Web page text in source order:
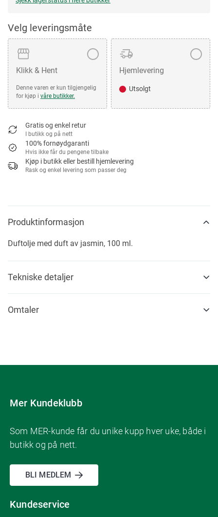
Velg leveringsmåte
Klikk & Hent
Denne varen er kun tilgjengelig
for kjøp i våre butikker.
Hjemlevering
Utsolgt
Gratis og enkel retur
I butikk og på nett
100% fornøydgaranti
Hvis ikke får du pengene tilbake
Kjøp i butikk eller bestill hjemlevering
Rask og enkel levering som passer deg
Produktinformasjon
Duftolje med duft av jasmin, 100 ml.
Tekniske detaljer
Omtaler
Mer Kundeklubb
Som MER-kunde får du unike kupp hver uke, både i
butikk og på nett.
BLI MEDLEM
Kundeservice